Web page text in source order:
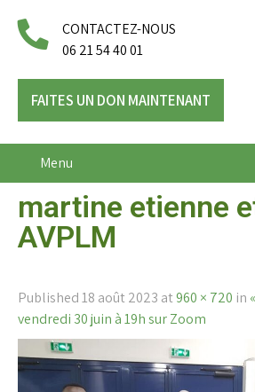
CONTACTEZ-NOUS
06 21 54 40 01
FAITES UN DON MAINTENANT
Menu
martine etienne
AVPLM
Published18 août 2023 at960 × 720 in
vendredi 30 juin à 19h sur Zoom